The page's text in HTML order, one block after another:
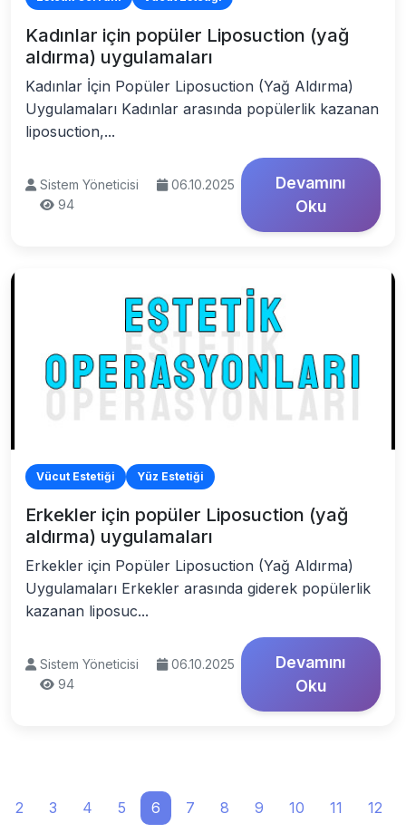
Kadınlar için popüler Liposuction (yağ
aldırma) uygulamaları
Kadınlar İçin Popüler Liposuction (Yağ Aldırma)
Uygulamaları Kadınlar arasında popülerlik kazanan
liposuction,...
Sistem Yöneticisi
06.10.2025
94
Devamını
Oku
Vücut Estetiği Yüz Estetiği
Erkekler için popüler Liposuction (yağ
aldırma) uygulamaları
Erkekler için Popüler Liposuction (Yağ Aldırma)
Uygulamaları Erkekler arasında giderek popülerlik
kazanan liposuc...
Sistem Yöneticisi
06.10.2025
94
Devamını
Oku
2 3 4 5 6 7 8 9 10 11 12